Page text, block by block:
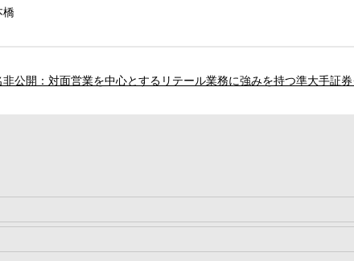
橋
非公開：対面営業を中心とするリテール業務に強みを持つ準大手証